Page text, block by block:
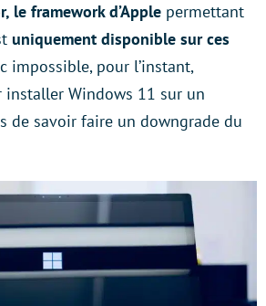
le framework d’Apple permettant
uniquement disponible sur ces
impossible, pour l’instant,
installer Windows 11 sur un
de savoir faire un downgrade du